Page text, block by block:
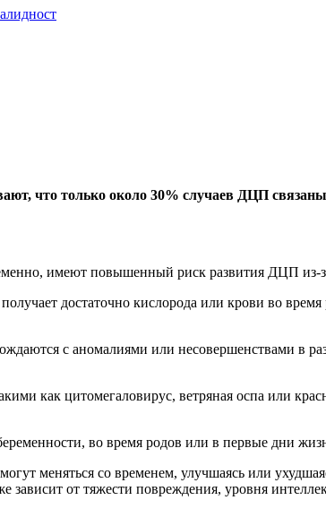
что только около 30% случаев ДЦП
имеют повышенный риск развития ДЦП из-за
достаточно кислорода или крови во
с аномалиями или несовершенствами в
как цитомегаловирус, ветряная оспа или
во время родов или в первые дни
меняться со временем, улучшаясь или
от тяжести повреждения, уровня